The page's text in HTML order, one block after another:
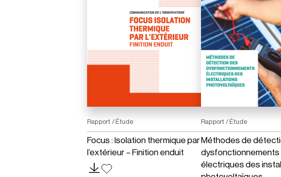
Rapport / Étude
Focus : Isolation thermique par
l’extérieur – Finition enduit
Rapport / Étude
Méthodes de
dysfonctionnements
électriques des